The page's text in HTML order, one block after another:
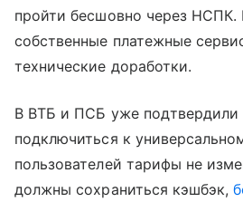
пройти бесшовно через НСПК.
собственные платежные
технические доработки.
В ВТБ и ПСБ уже подтвердили
подключиться к
пользователей тарифы не
должны сохраниться кэшбэк,